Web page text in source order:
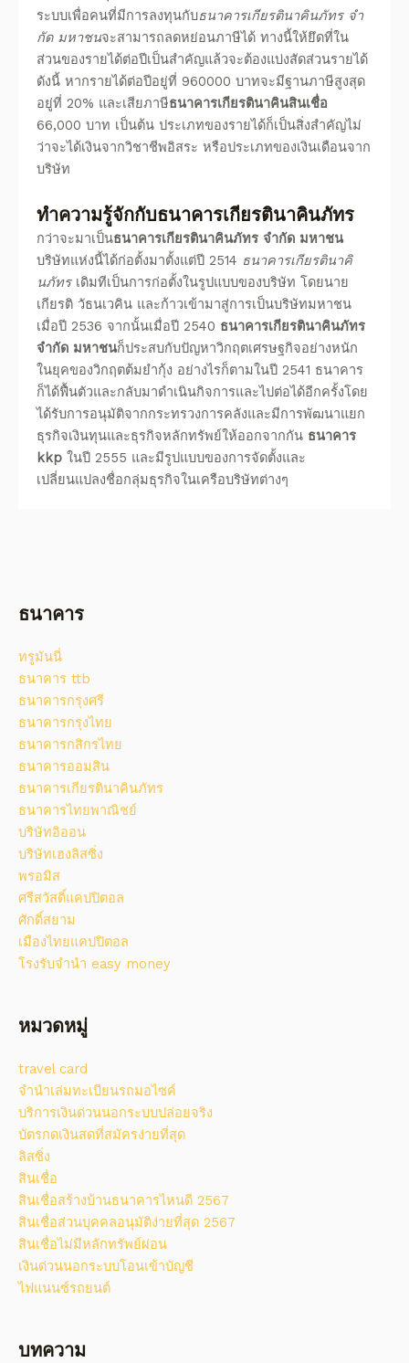
ระบบเพื่อคนที่มีการลงทุนกับธนาคารเกียรตินาคินภัทร จํา
กัด มหาชนจะสามารถลดหย่อนภาษีได้ ทางนี้ให้ยึดที่ใน
ส่วนของรายได้ต่อปีเป็นสำคัญแล้วจะต้องแบ่งสัดส่วนรายได้
ดังนี้ หากรายได้ต่อปีอยู่ที่ 960000 บาทจะมีฐานภาษีสูงสุด
อยู่ที่ 20% และเสียภาษีธนาคารเกียรตินาคินสินเชื่อ
66,000 บาท เป็นต้น ประเภทของรายได้ก็เป็นสิ่งสำคัญไม่
ว่าจะได้เงินจากวิชาชีพอิสระ หรือประเภทของเงินเดือนจาก
บริษัท
ทำความรู้จักกับธนาคารเกียรตินาคินภัทร
กว่าจะมาเป็นธนาคารเกียรตินาคินภัทร จํากัด มหาชน
บริษัทแห่งนี้ได้ก่อตั้งมาตั้งแต่ปี 2514 ธนาคารเกียรตินาคิ
นภัทร เดิมทีเป็นการก่อตั้งในรูปแบบของบริษัท โดยนาย
เกียรติ วัธนเวคิน และก้าวเข้ามาสู่การเป็นบริษัทมหาชน
เมื่อปี 2536 จากนั้นเมื่อปี 2540 ธนาคารเกียรตินาคินภัทร
จํากัด มหาชนก็ประสบกับปัญหาวิกฤตเศรษฐกิจอย่างหนัก
ในยุคของวิกฤตต้มยำกุ้ง อย่างไรก็ตามในปี 2541 ธนาคาร
ก็ได้ฟื้นตัวและกลับมาดำเนินกิจการและไปต่อได้อีกครั้งโดย
ได้รับการอนุมัติจากกระทรวงการคลังและมีการพัฒนาแยก
ธุรกิจเงินทุนและธุรกิจหลักทรัพย์ให้ออกจากกัน ธนาคาร
kkp ในปี 2555 และมีรูปแบบของการจัดตั้งและ
เปลี่ยนแปลงชื่อกลุ่มธุรกิจในเครือบริษัทต่างๆ
ธนาคาร
ทรูมันนี่
ธนาคาร ttb
ธนาคารกรุงศรี
ธนาคารกรุงไทย
ธนาคารกสิกรไทย
ธนาคารออมสิน
ธนาคารเกียรตินาคินภัทร
ธนาคารไทยพาณิชย์
บริษัทอิออน
บริษัทเฮงลิสซิ่ง
พรอมิส
ศรีสวัสดิ์แคปปิตอล
ศักดิ์สยาม
เมืองไทยแคปปิตอล
โรงรับจํานํา easy money
หมวดหมู่
travel card
จํานําเล่มทะเบียนรถมอไซค์
บริการเงินด่วนนอกระบบปล่อยจริง
บัตรกดเงินสดที่สมัครง่ายที่สุด
ลิสซิ่ง
สินเชื่อ
สินเชื่อสร้างบ้านธนาคารไหนดี 2567
สินเชื่อส่วนบุคคลอนุมัติง่ายที่สุด 2567
สินเชื่อไม่มีหลักทรัพย์ผ่อน
เงินด่วนนอกระบบโอนเข้าบัญชี
ไฟแนนซ์รถยนต์
บทความ